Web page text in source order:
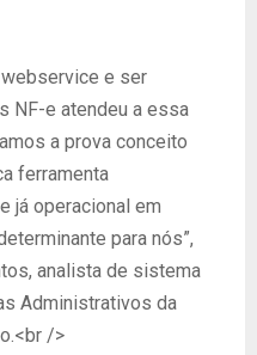
e ser
NF-e atendeu a essa
a prova conceito
ferramenta
já operacional em
para nós”,
analista de sistema
Administrativos da
/>